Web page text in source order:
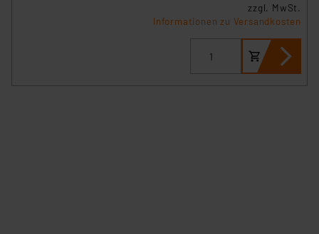
zzgl. MwSt.
Informationen zu Versandkosten